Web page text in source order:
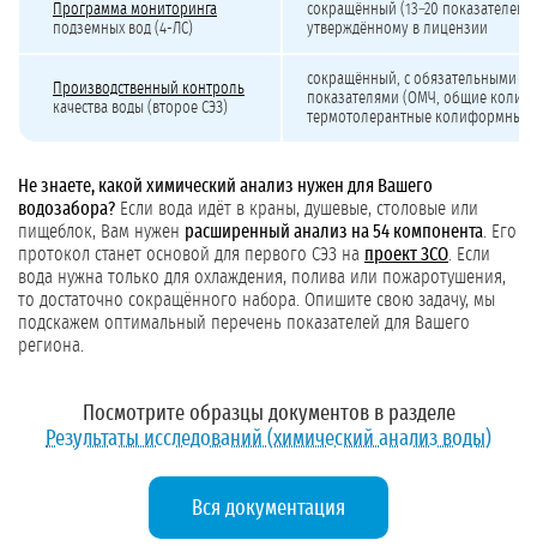
Программа мониторинга
подземных вод (4-ЛС)
сокращённый (13–20
утверждённому в лицензии
Производственный контроль
качества воды (второе СЭЗ)
сокращённый, с обязательными
показателями (ОМЧ, общие
термотолерантные колиформные
Не знаете, какой химический анализ нужен для Вашего
водозабора? Если вода идёт в краны, душевые, столовые или
пищеблок, Вам нужен расширенный анализ на 54 компонента . Его
протокол станет основой для первого СЭЗ на проект ЗСО . Если
вода нужна только для охлаждения, полива или пожаротушения,
то достаточно сокращённого набора. Опишите свою задачу, мы
подскажем оптимальный перечень показателей для Вашего
региона.
Посмотрите образцы документов в разделе
Результаты исследований (химический анализ воды)
Вся документация